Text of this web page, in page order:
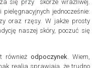
się przy skórze wrażliwej.
jednocześnie:
oraz rzęsy. W jakże prosty
naszej skóry, poczuć się
równieżodpoczynek. Wiem,
realia sprawiają, że trudno